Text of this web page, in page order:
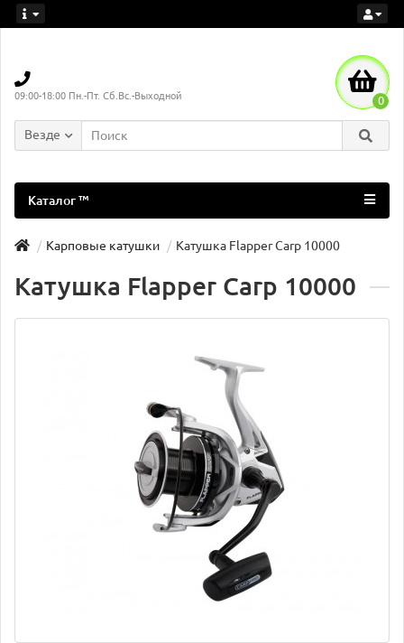
09:00-18:00 Пн.-Пт. Сб.Вс.-Выходной 0
Везде
Каталог ™
Карповые катушки Катушка Flapper Carp 10000
Катушка Flapper Carp 10000